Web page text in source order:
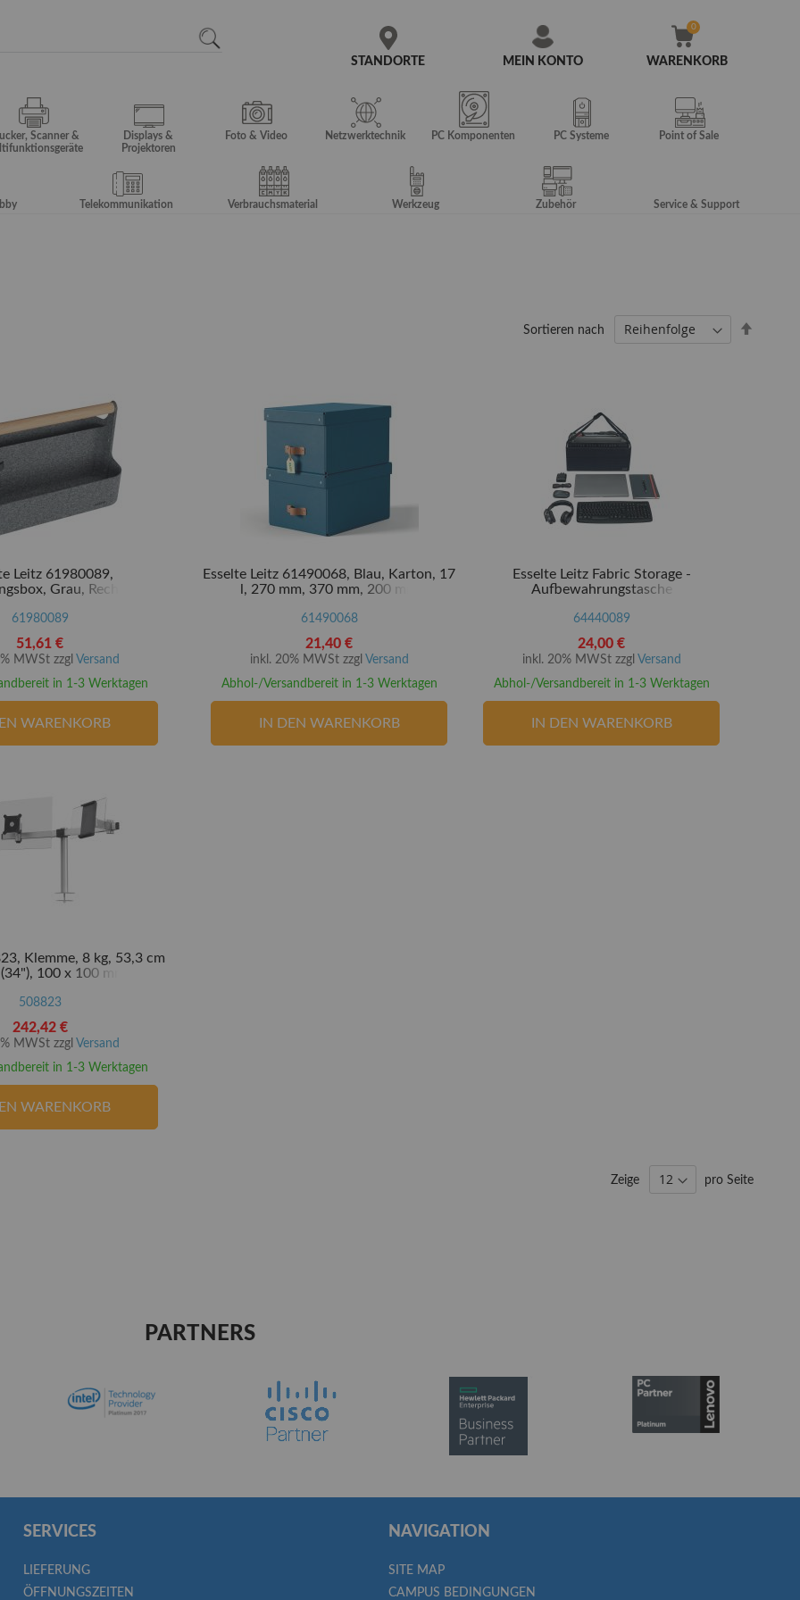
MEIN KONTO
STANDORTE WARENKORB
Scanner &
Displays &
Projektoren
Foto & Video Netzwerktechnik PC Komponenten PC Systeme Point of Sale
Telekommunikation Verbrauchsmaterial Werkzeug Zubehör Service & Support
Sortieren nach
Leitz 61980089,
Grau, Rechteckig,
61980089
51,61 €
MWSt zzgl Versand
in 1-3 Werktagen
WARENKORB
Esselte Leitz 61490068, Blau, Karton, 17
l, 270 mm, 370 mm, 200 mm
61490068
21,40 €
inkl. 20% MWSt zzgl Versand
Abhol-/Versandbereit in 1-3 Werktagen
IN DEN WARENKORB
Esselte Leitz Fabric Storage -
Aufbewahrungstasche
64440089
24,00 €
inkl. 20% MWSt zzgl Versand
Abhol-/Versandbereit in 1-3 Werktagen
IN DEN WARENKORB
Klemme, 8 kg, 53,3 cm
100 x 100 mm, Silber
508823
242,42 €
MWSt zzgl Versand
in 1-3 Werktagen
WARENKORB
Zeige pro Seite
PARTNERS
SERVICES
LIEFERUNG
ÖFFNUNGSZEITEN
NAVIGATION
SITE MAP
CAMPUS BEDINGUNGEN